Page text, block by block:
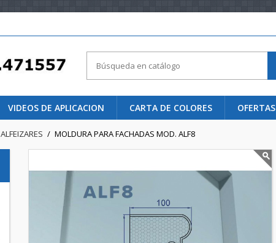
VIDEOS DE APLICACION CARTA DE COLORES OFERTAS
ALFEIZARES MOLDURA PARA FACHADAS MOD. ALF8